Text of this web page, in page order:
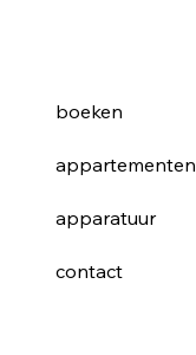
boeken
appartementen
apparatuur
contact